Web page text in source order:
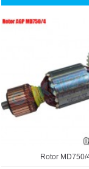
Rotor MD750/